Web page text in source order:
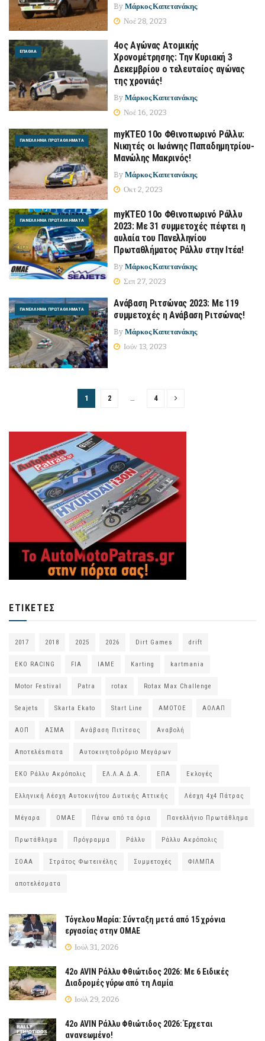
By Μάρκος Καπετανάκης
Νοέ 28, 2023
ΈΠΑΘΛΑ
4ος Αγώνας Ατομικής
Χρονομέτρησης: Την Κυριακή 3
Δεκεμβρίου ο τελευταίος αγώνας
της χρονιάς!
By Μάρκος Καπετανάκης
Νοέ 16, 2023
ΠΑΝΕΛΛΉΝΙΑ ΠΡΩΤΑΘΛΉΜΑΤΑ
myKTEO 10ο Φθινοπωρινό Ράλλυ:
Νικητές οι Ιωάννης Παπαδημητρίου-
Μανώλης Μακρινός!
By Μάρκος Καπετανάκης
Οκτ 2, 2023
ΠΑΝΕΛΛΉΝΙΑ ΠΡΩΤΑΘΛΉΜΑΤΑ
myKTEO 10ο Φθινοπωρινό Ράλλυ
2023: Με 31 συμμετοχές πέφτει η
αυλαία του Πανελληνίου
Πρωταθλήματος Ράλλυ στην Ιτέα!
By Μάρκος Καπετανάκης
Σεπ 27, 2023
ΠΑΝΕΛΛΉΝΙΑ ΠΡΩΤΑΘΛΉΜΑΤΑ
Ανάβαση Ριτσώνας 2023: Με 119
συμμετοχές η Ανάβαση Ριτσώνας!
By Μάρκος Καπετανάκης
Ιούν 13, 2023
1 2 … 4
ΕΤΙΚΈΤΕΣ
2017 2018 2025 2026 Dirt Games drift
EKO RACING FIA IAME Karting kartmania
Motor Festival Patra rotax Rotax Max Challenge
Seajets Skarta Ekato Start Line ΑΜΟΤΟΕ ΑΟΛΑΠ
ΑΟΠ ΑΣΜΑ Ανάβαση Πιτίτσας Αναβολή
Αποτελέsmατα Αυτοκινητοδρόμιο Μεγάρων
ΕΚΟ Ράλλυ Ακρόπολις ΕΛ.Λ.Α.Δ.Α. ΕΠΑ Εκλογές
Ελληνική Λέσχη Αυτοκινήτου Δυτικής Αττικής Λέσχη 4χ4 Πάτρας
Μέγαρα ΟΜΑΕ Πάνω από τα όρια Πανελλήνιο Πρωτάθλημα
Πρωτάθλημα Πρόγραμμα Ράλλυ Ράλλυ Ακρόπολις
ΣΟΑΑ Στράτος Φωτεινέλης Συμμετοχές ΦΙΛΜΠΑ
αποτελέσματα
Τόγελου Μαρία: Σύνταξη μετά από 15 χρόνια
εργασίας στην ΟΜΑΕ
Ιούλ 31, 2026
42ο AVIN Ράλλυ Φθιώτιδος 2026: Με 6 Ειδικές
Διαδρομές γύρω από τη Λαμία
Ιούλ 29, 2026
42ο AVIN Ράλλυ Φθιώτιδος 2026: Έρχεται
ανανεωμένο!